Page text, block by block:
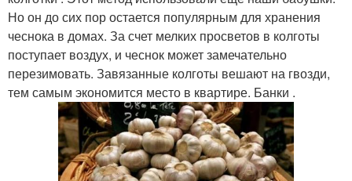
Но он до сих пор остается популярным для хранения
чеснока в домах. За счет мелких просветов в колготы
поступает воздух, и чеснок может замечательно
перезимовать. Завязанные колготы вешают на гвозди,
тем самым экономится место в квартире. Банки .